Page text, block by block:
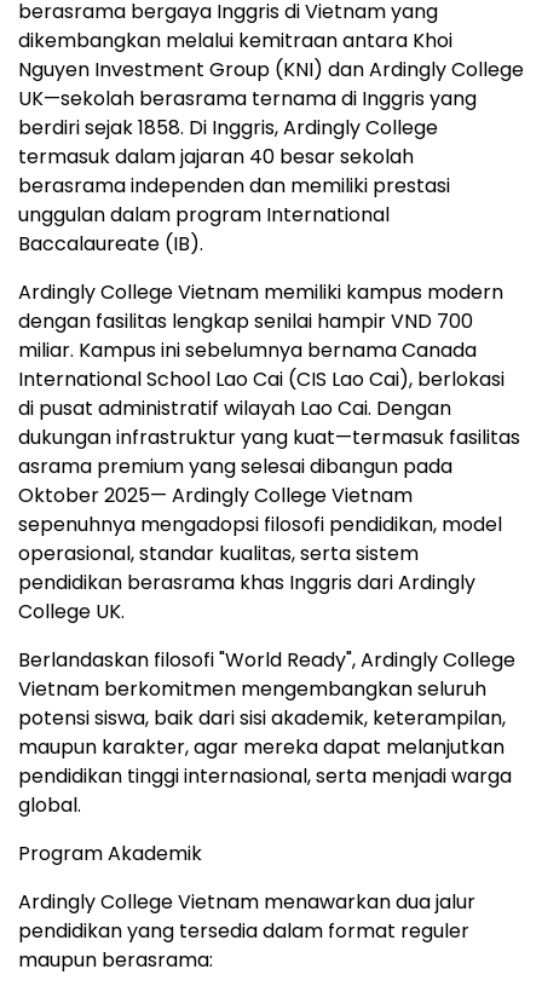
berasrama bergaya Inggris di Vietnam yang
dikembangkan melalui kemitraan antara Khoi
Nguyen Investment Group (KNI) dan Ardingly College
UK—sekolah berasrama ternama di Inggris yang
berdiri sejak 1858. Di Inggris, Ardingly College
termasuk dalam jajaran 40 besar sekolah
berasrama independen dan memiliki prestasi
unggulan dalam program International
Baccalaureate (IB).
Ardingly College Vietnam memiliki kampus modern
dengan fasilitas lengkap senilai hampir VND 700
miliar. Kampus ini sebelumnya bernama Canada
International School Lao Cai (CIS Lao Cai), berlokasi
di pusat administratif wilayah Lao Cai. Dengan
dukungan infrastruktur yang kuat—termasuk fasilitas
asrama premium yang selesai dibangun pada
Oktober 2025— Ardingly College Vietnam
sepenuhnya mengadopsi filosofi pendidikan, model
operasional, standar kualitas, serta sistem
pendidikan berasrama khas Inggris dari Ardingly
College UK.
Berlandaskan filosofi "World Ready", Ardingly College
Vietnam berkomitmen mengembangkan seluruh
potensi siswa, baik dari sisi akademik, keterampilan,
maupun karakter, agar mereka dapat melanjutkan
pendidikan tinggi internasional, serta menjadi warga
global.
Program Akademik
Ardingly College Vietnam menawarkan dua jalur
pendidikan yang tersedia dalam format reguler
maupun berasrama: